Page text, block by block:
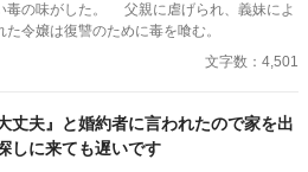
父親に虐げられ、義妹によ
た令嬢は復讐のために毒を喰む。
文字数：4,501
丈夫』と婚約者に言われたので家を出
しに来ても遅いです